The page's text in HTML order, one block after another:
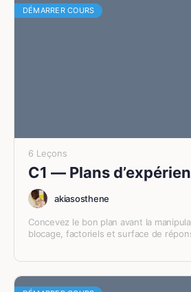
DÉMARRER COURS
6 Leçons
C1 — Plans
akiasosthene
Concevez le bon plan avant la
blocage, factoriels et surface de